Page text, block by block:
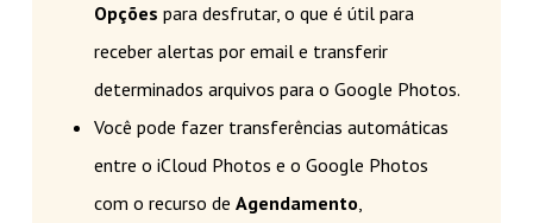
Opções para desfrutar, o que é útil para
receber alertas por email e transferir
determinados arquivos para o Google Photos.
Você pode fazer transferências automáticas
entre o iCloud Photos e o Google Photos
com o recurso de Agendamento,